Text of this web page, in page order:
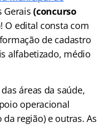
Gerais(concurso
! O edital consta com
de cadastro
alfabetizado, médio
áreas da saúde,
operacional
região) e outras. As